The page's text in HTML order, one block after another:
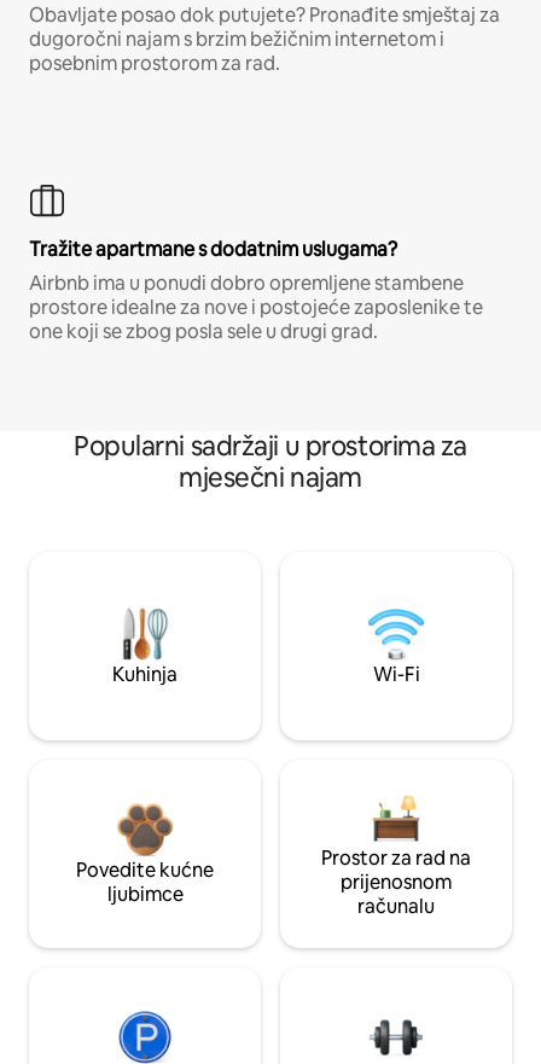
Obavljate posao dok putujete? Pronađite smještaj za
dugoročni najam s brzim bežičnim internetom i
posebnim prostorom za rad.
Tražite apartmane s dodatnim uslugama?
Airbnb ima u ponudi dobro opremljene stambene
prostore idealne za nove i postojeće zaposlenike te
one koji se zbog posla sele u drugi grad.
Popularni sadržaji u prostorima za
mjesečni najam
Kuhinja Wi-Fi
Povedite kućne
ljubimce
Prostor za rad na
prijenosnom
računalu